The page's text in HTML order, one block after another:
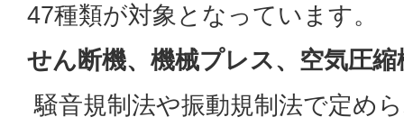
47種類が対象となっています。
せん断機、機械プレス、空気圧
騒音規制法や振動規制法で定め